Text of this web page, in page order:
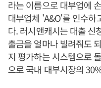
라는 이름으로 대부업에
대부업체 'A&O'를 인수하
다. 러시앤캐시는 대출 신
출금을 얼마나 빌려줘도
지 평가하는 시스템으로
으로 국내 대부시장의